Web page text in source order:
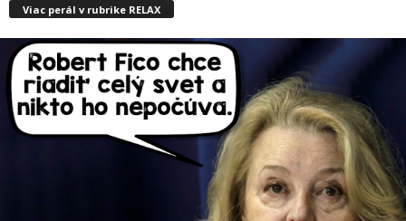
Viac perál v rubrike RELAX